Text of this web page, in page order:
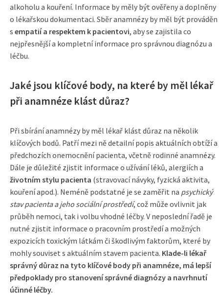
alkoholu a kouření. Informace by měly být ověřeny a doplněny
o lékařskou dokumentaci. Sběr anamnézy by měl být prováděn
s empatií a respektem k pacientovi, aby se zajistila co
nejpřesnější a kompletní informace pro správnou diagnózu a
léčbu.
Jaké jsou klíčové body, na které by měl lékař
při anamnéze klást důraz?
Při sbírání anamnézy by měl lékař klást důraz na několik
klíčových bodů. Patří mezi ně detailní popis aktuálních obtíží a
předchozích onemocnění pacienta, včetně rodinné anamnézy.
Dále je důležité zjistit informace o užívání léků, alergiích a
životním stylu pacienta (stravovací návyky, fyzická aktivita,
kouření apod.). Neméně podstatné je se zaměřit na psychický
stav pacienta a jeho sociální prostředí, což může ovlivnit jak
průběh nemoci, tak i volbu vhodné léčby. V neposlední řadě je
nutné zjistit informace o pracovním prostředí a možných
expozicích toxickým látkám či škodlivým faktorům, které by
mohly souviset s aktuálním stavem pacienta. Klade-li lékař
správný důraz na tyto klíčové body při anamnéze, má lepší
předpoklady pro stanovení správné diagnózy a navrhnutí
účinné léčby.